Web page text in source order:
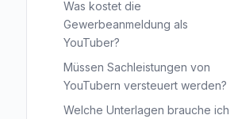
Was kostet die
Gewerbeanmeldung als
YouTuber?
Müssen Sachleistungen von
YouTubern versteuert werden?
Welche Unterlagen brauche ich